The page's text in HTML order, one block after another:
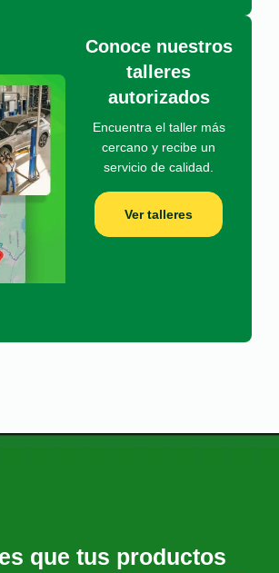
Conoce nuestros
talleres
autorizados
Encuentra el taller más
cercano y recibe un
servicio de calidad.
Ver talleres
que tus productos